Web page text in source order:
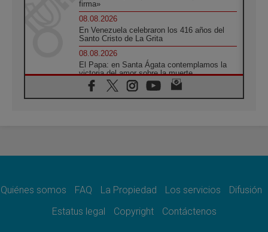
firma»
08.08.2026
En Venezuela celebraron los 416 años del
Santo Cristo de La Grita
08.08.2026
El Papa: en Santa Ágata contemplamos la
victoria del amor sobre la muerte
08.08.2026
León XIV visitará el Santuario de la Madre
07.08.2026
07.08.2026
el compromiso del cristiano"
Quiénes somos FAQ La Propiedad Los servicios
Difusión
Estatus legal
Copyright Contáctenos